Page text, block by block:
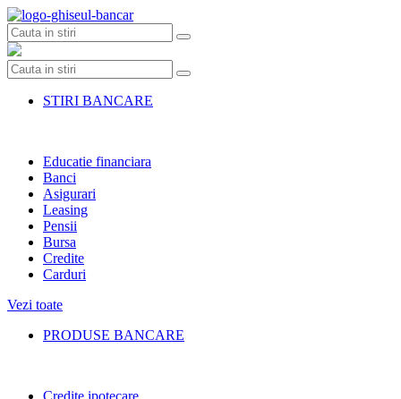
Skip
to
content
STIRI BANCARE
Educatie financiara
Banci
Asigurari
Leasing
Pensii
Bursa
Credite
Carduri
Vezi toate
PRODUSE BANCARE
Credite ipotecare